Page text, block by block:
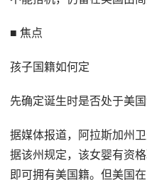
■ 焦点
孩子国籍如何定
先确定诞生时是否处于美
据媒体报道，阿拉斯加州
据该州规定，该女婴有资
即可拥有美国籍。但美国